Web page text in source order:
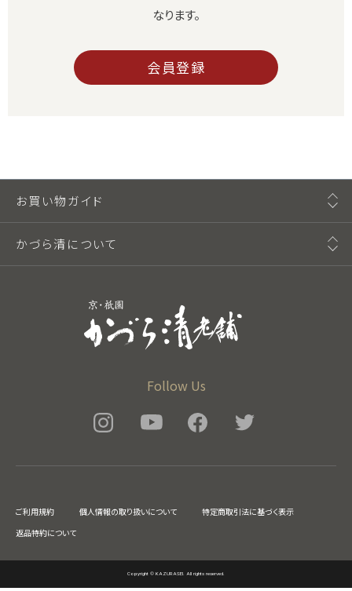
なります。
会員登録
Follow Us
お買い物ガイド
かづら清について
ご利用規約 個人情報の取り扱いについて
特定商取引法に基づく表示
返品特約について
Copyright © KAZURASEI. All rights reserved.